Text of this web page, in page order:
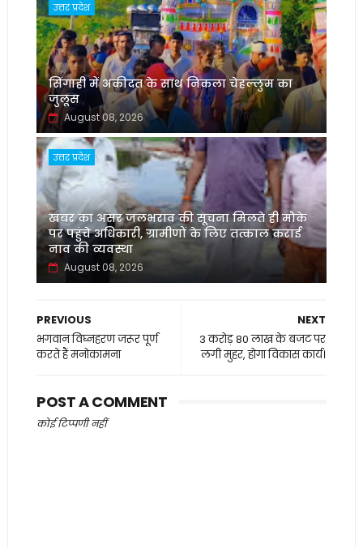
उत्तर प्रदेश
सिंगाही में अकीदत के साथ निकला चेहल्लुम का
जुलूस
August 08, 2026
उत्तर प्रदेश
खबर का असर जलभराव की सूचना मिलते ही मौके
पर पहुंचे अधिकारी, ग्रामीणों के लिए तत्काल कराई
नाव की व्यवस्था
August 08, 2026
NEXT
3 करोड़ 80 लाख के बजट पर
लगी मुहर, होगा विकास कार्य।
PREVIOUS
भगवान विघ्नहरण जरूर पूर्ण
करते हैं मनोकामना
POST A COMMENT
कोई टिप्पणी नहीं